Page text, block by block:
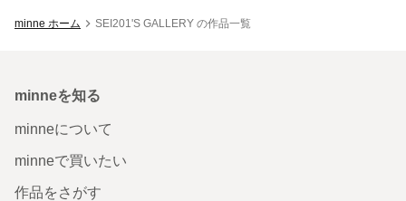
minne ホーム SEI201'S GALLERY の作品一覧
minneを知る
minneについて
minneで買いたい
作品をさがす